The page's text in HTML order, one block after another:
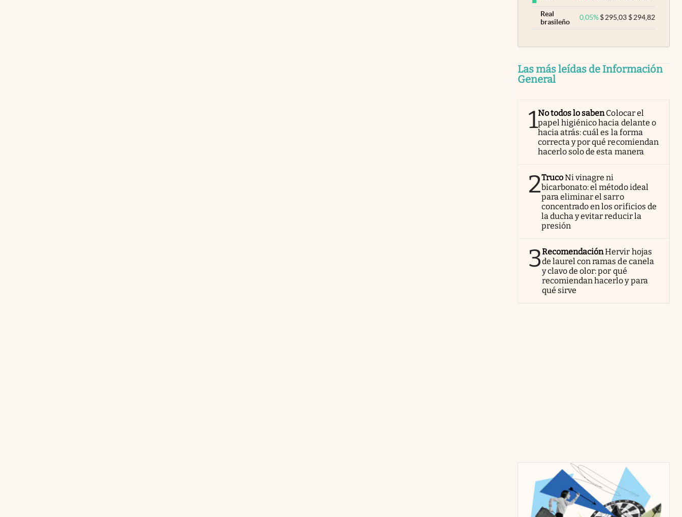
Real
brasileño
0,05% $295,03 $294,82
Las más leídas de Información
General
1No todos lo sabenColocar el
papel higiénico hacia delante o
hacia atrás: cuál es la forma
correcta y por qué recomiendan
hacerlo solo de esta manera
2TrucoNi vinagre ni
bicarbonato: el método ideal
para eliminar el sarro
concentrado en los orificios de
la ducha y evitar reducir la
presión
3RecomendaciónHervir hojas
de laurel con ramas de canela
y clavo de olor: por qué
recomiendan hacerlo y para
qué sirve